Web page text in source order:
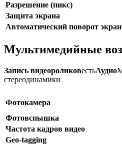
Разрешение (пикс)
Защита экрана
Автоматический поворот
Мультимедийные
Запись видеороликовестьАудио
стереодинамики
Фотокамера
Фотовспышка
Частота кадров видео
Geo-tagging